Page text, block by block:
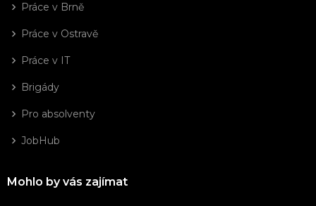
Práce v Brně
Práce v Ostravě
Práce v IT
Brigády
Pro absolventy
JobHub
Mohlo by vás zajímat